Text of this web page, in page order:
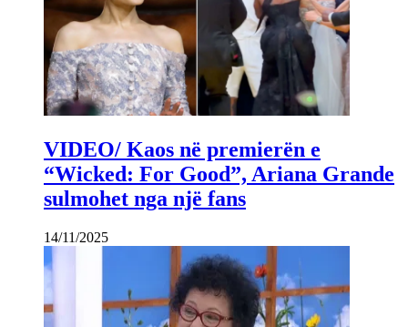
VIDEO/ Kaos në premierën e
“Wicked: For Good”, Ariana Grande
sulmohet nga një fans
14/11/2025